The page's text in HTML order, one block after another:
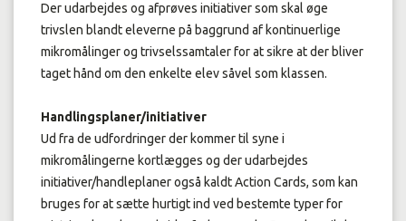
Der udarbejdes og afprøves initiativer som skal øge
trivslen blandt eleverne på baggrund af kontinuerlige
mikromålinger og trivselssamtaler for at sikre at der bliver
taget hånd om den enkelte elev såvel som klassen.
Handlingsplaner/initiativer
Ud fra de udfordringer der kommer til syne i
mikromålingerne kortlægges og der udarbejdes
initiativer/handleplaner også kaldt Action Cards, som kan
bruges for at sætte hurtigt ind ved bestemte typer for